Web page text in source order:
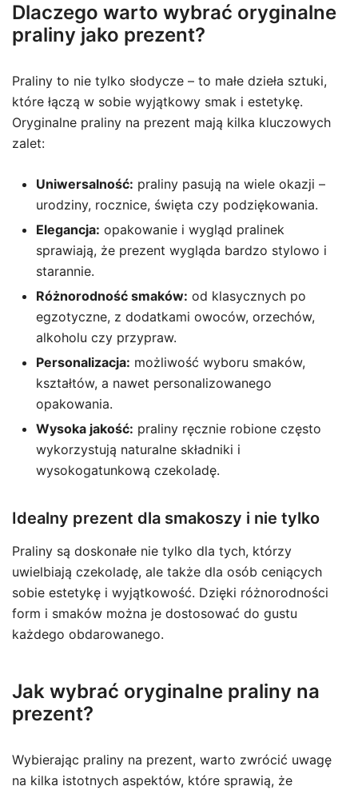
Dlaczego warto wybrać oryginalne
praliny jako prezent?
Praliny to nie tylko słodycze – to małe dzieła sztuki,
które łączą w sobie wyjątkowy smak i estetykę.
Oryginalne praliny na prezent mają kilka kluczowych
zalet:
Uniwersalność: praliny pasują na wiele okazji –
urodziny, rocznice, święta czy podziękowania.
Elegancja: opakowanie i wygląd pralinek
sprawiają, że prezent wygląda bardzo stylowo i
starannie.
Różnorodność smaków: od klasycznych po
egzotyczne, z dodatkami owoców, orzechów,
alkoholu czy przypraw.
Personalizacja: możliwość wyboru smaków,
kształtów, a nawet personalizowanego
opakowania.
Wysoka jakość: praliny ręcznie robione często
wykorzystują naturalne składniki i
wysokogatunkową czekoladę.
Idealny prezent dla smakoszy i nie tylko
Praliny są doskonałe nie tylko dla tych, którzy
uwielbiają czekoladę, ale także dla osób ceniących
sobie estetykę i wyjątkowość. Dzięki różnorodności
form i smaków można je dostosować do gustu
każdego obdarowanego.
Jak wybrać oryginalne praliny na
prezent?
Wybierając praliny na prezent, warto zwrócić uwagę
na kilka istotnych aspektów, które sprawią, że